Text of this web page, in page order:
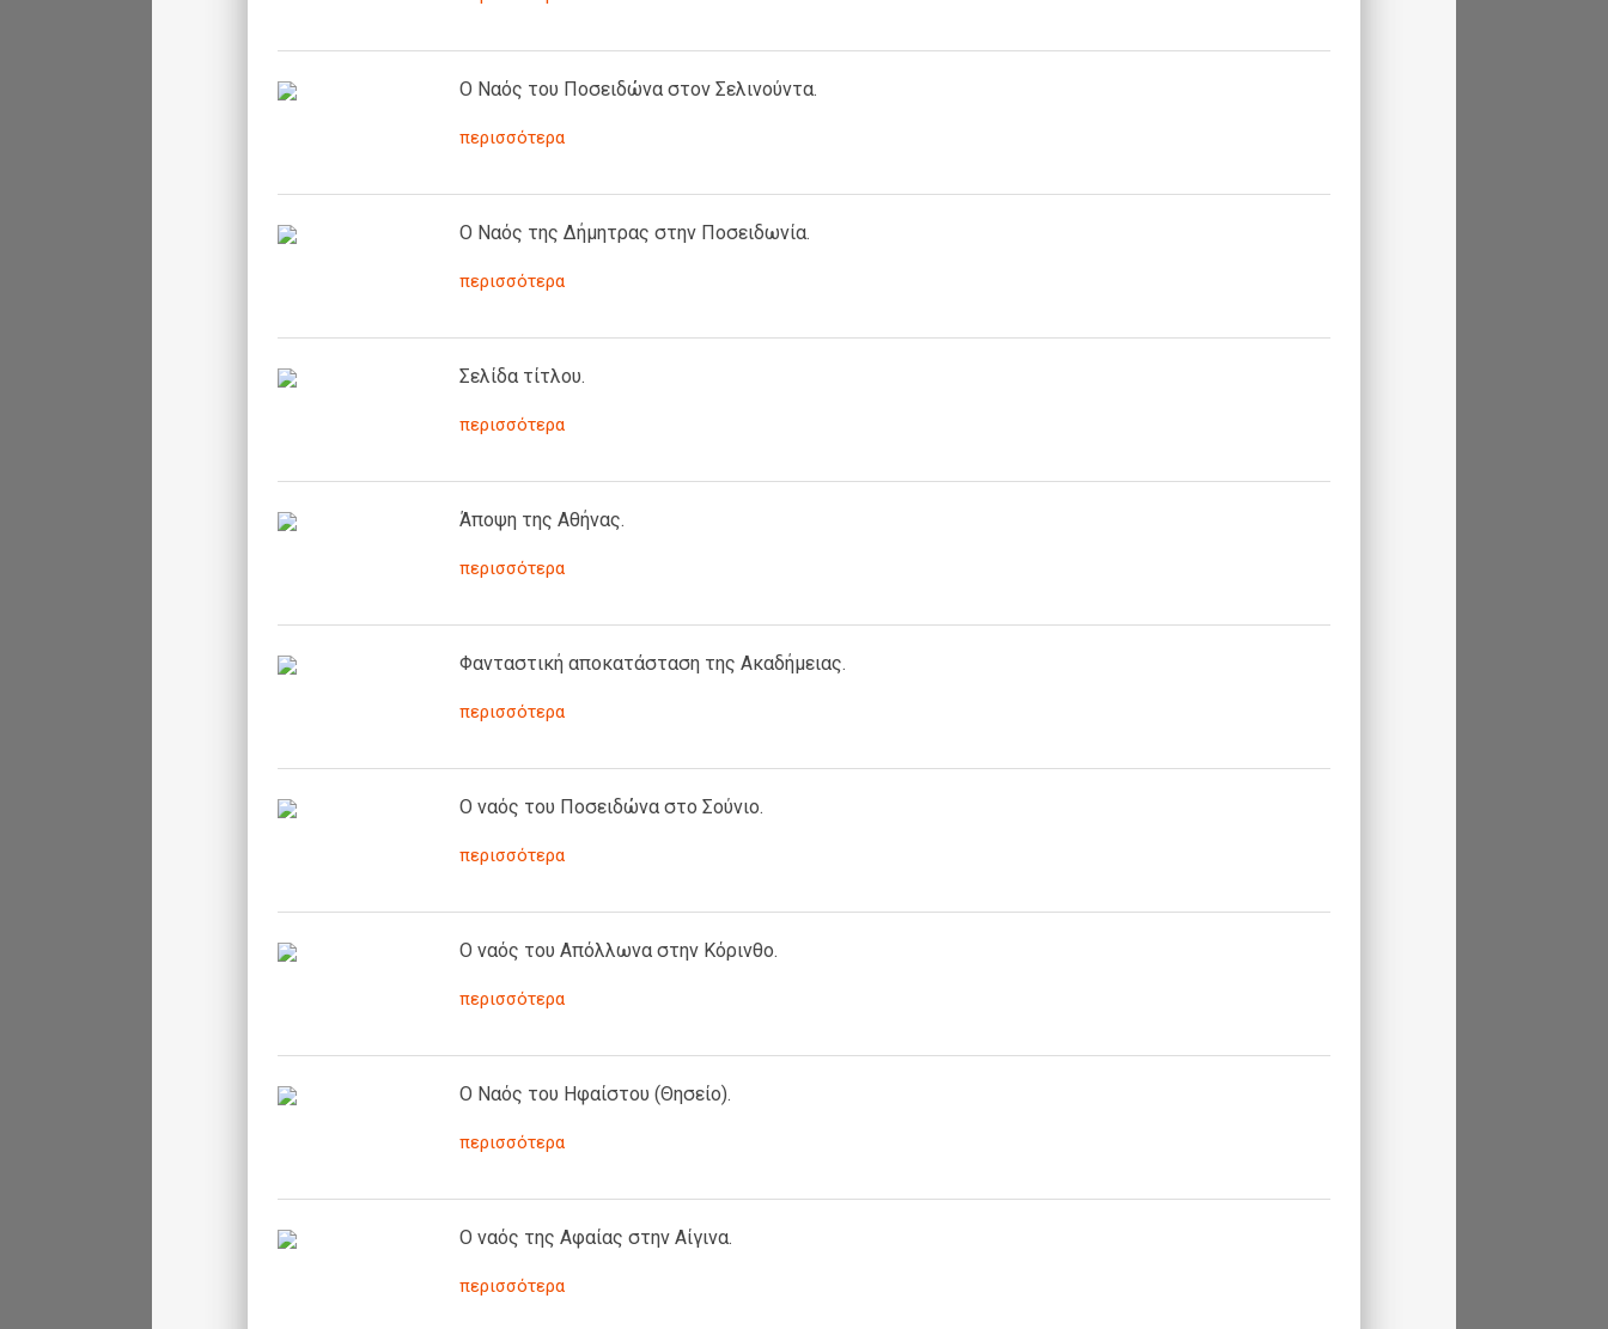
Ο Ναός του Ποσειδώνα στον Σελινούντα.
περισσότερα
Ο Ναός της Δήμητρας στην Ποσειδωνία.
περισσότερα
Σελίδα τίτλου.
περισσότερα
Άποψη της Αθήνας.
περισσότερα
Φανταστική αποκατάσταση της Aκαδήμειας.
περισσότερα
Ο ναός του Ποσειδώνα στο Σούνιο.
περισσότερα
Ο ναός του Απόλλωνα στην Κόρινθο.
περισσότερα
Ο Ναός του Ηφαίστου (Θησείο).
περισσότερα
Ο ναός της Αφαίας στην Αίγινα.
περισσότερα